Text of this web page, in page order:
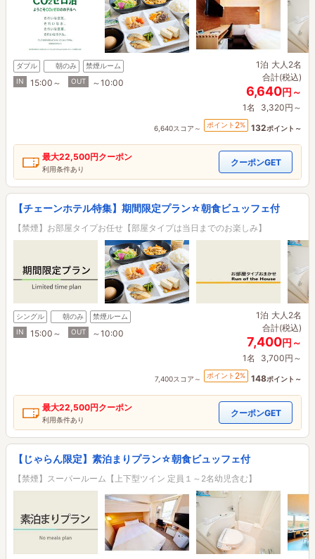
ダブル 朝のみ
禁煙ルーム
IN
15:00～ OUT ～10:00
1泊 大人2名
合計(税込)
6,640円～
1名 3,320円～
6,640スコア～ ポイント 2% 132ポイント～
最大22,500円クーポン
利用条件あり
クーポンGET
【チェーンホテル特集】期間限定プラン☆朝食ビュッフェ付
【禁煙】お部屋タイプお任せ【部屋タイプは当日までのお楽しみ】
シングル 朝のみ
禁煙ルーム
IN
15:00～ OUT ～10:00
1泊 大人2名
合計(税込)
7,400円～
1名 3,700円～
7,400スコア～ ポイント 2% 148ポイント～
最大22,500円クーポン
利用条件あり
クーポンGET
【じゃらん限定】素泊まりプラン☆朝食ビュッフェ付
【禁煙】スーパールーム【上下型ツイン 定員１～2名幼児含む】